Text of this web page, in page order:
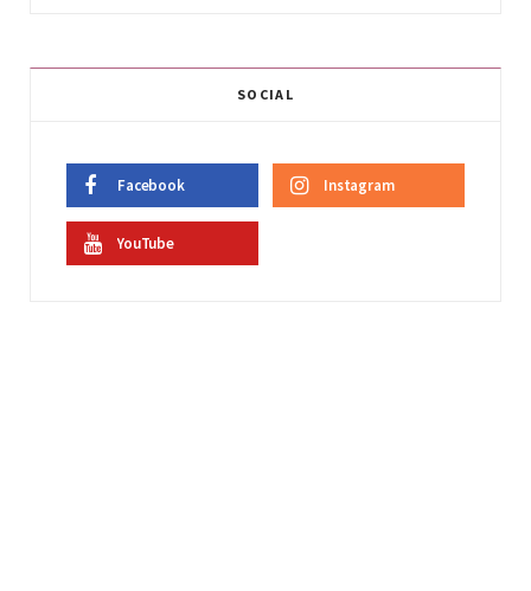
SOCIAL
Facebook Instagram
YouTube